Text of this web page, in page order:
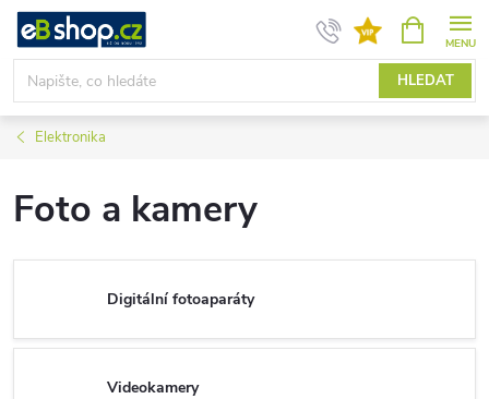
Přejít
obsah
HLEDAT
NÁKUPNÍ
KOŠÍK
Elektronika
Foto a kamery
Digitální fotoaparáty
Videokamery